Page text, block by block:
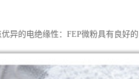
异的电绝缘性：FEP微粉具有良好